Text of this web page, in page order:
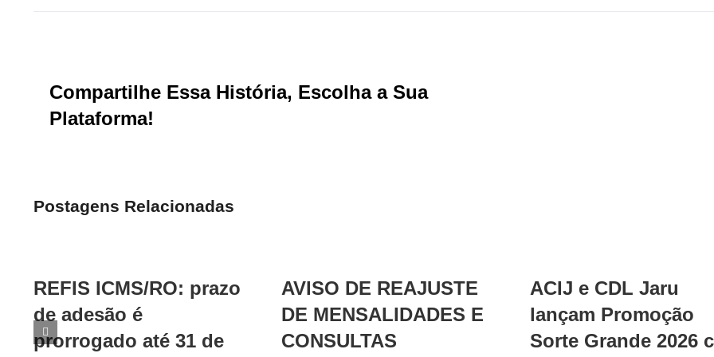
Compartilhe Essa História, Escolha a Sua
Plataforma!
Postagens Relacionadas
REFIS ICMS/RO: prazo
de adesão é
prorrogado até 31 de
AVISO DE REAJUSTE
DE MENSALIDADES E
CONSULTAS
ACIJ e CDL Jaru
lançam Promoção
Sorte Grande 2026